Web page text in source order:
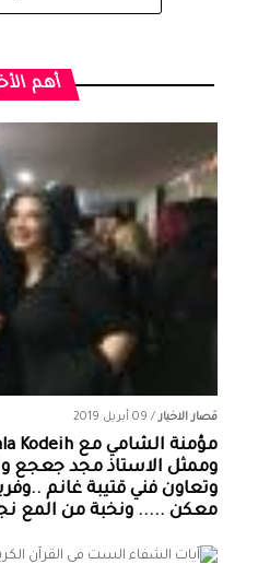
أهم
قصار الاخبار/ 09 أبريل 2019
وممثل الاستاذ مجد جعجع
وتعاون فني قتيبة غانم
معكن ..... ونخبة من المع